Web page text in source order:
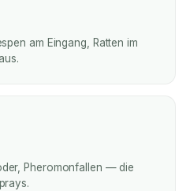
am Eingang, Ratten im
Pheromonfallen — die